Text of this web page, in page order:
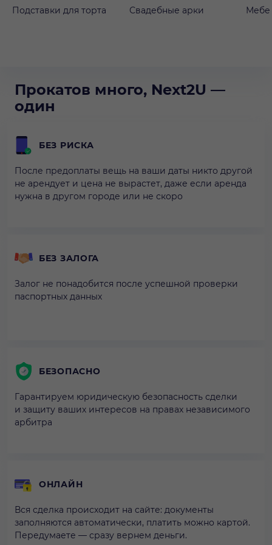
Подставки для торта Свадебные арки
Прокатов много, Next2U —
один
БЕЗ РИСКА
После предоплаты вещь на ваши даты никто другой
не арендует и цена не вырастет, даже если аренда
нужна в другом городе или не скоро
БЕЗ ЗАЛОГА
Залог не понадобится после успешной проверки
паспортных данных
БЕЗОПАСНО
Гарантируем юридическую безопасность сделки
и защиту ваших интересов на правах независимого
арбитра
ОНЛАЙН
Вся сделка происходит на сайте: документы
заполняются автоматически, платить можно картой.
Передумаете — сразу вернем деньги.